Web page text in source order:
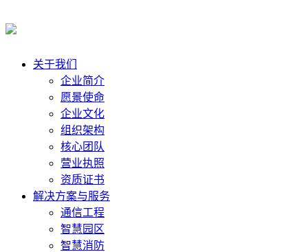
关于我们
企业简介
愿景使命
企业文化
组织架构
核心团队
营业执照
资质证书
解决方案与服务
通信工程
智慧园区
智慧消防